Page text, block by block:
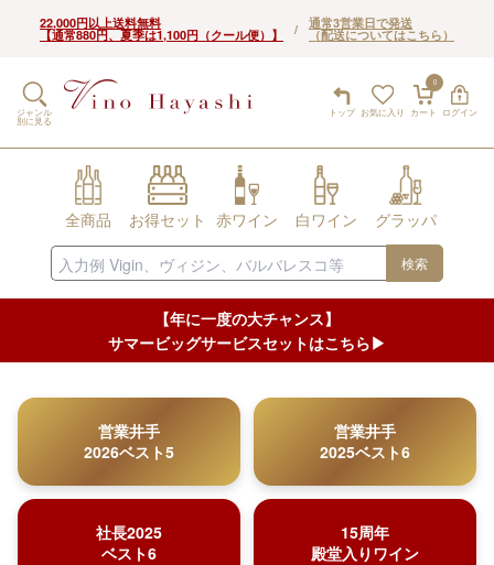
22,000円以上送料無料
【通常880円、夏季は1,100円（クール便）】 / 通常3営業日で発送
（配送についてはこちら）
トップ お気に入り
0
カート ログイン
ジャンル
別に見る
全商品 お得セット 赤ワイン 白ワイン グラッパ
検索
【年に一度の大チャンス】
サマービッグサービスセットはこちら▶︎
営業井手
2026ベスト5
営業井手
2025ベスト6
社長2025
ベスト6
15周年
殿堂入りワイン